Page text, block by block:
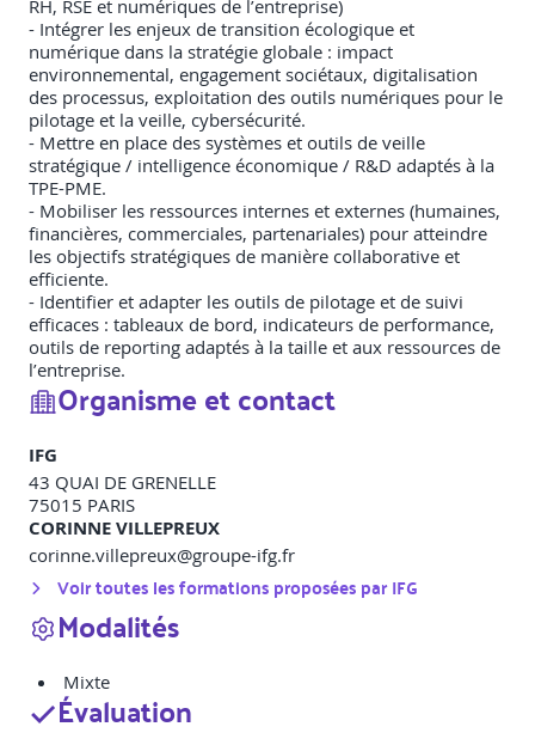
RH, RSE et numériques de l’entreprise)
- Intégrer les enjeux de transition écologique et
numérique dans la stratégie globale : impact
environnemental, engagement sociétaux, digitalisation
des processus, exploitation des outils numériques pour le
pilotage et la veille, cybersécurité.
- Mettre en place des systèmes et outils de veille
stratégique / intelligence économique / R&D adaptés à la
TPE-PME.
- Mobiliser les ressources internes et externes (humaines,
financières, commerciales, partenariales) pour atteindre
les objectifs stratégiques de manière collaborative et
efficiente.
- Identifier et adapter les outils de pilotage et de suivi
efficaces : tableaux de bord, indicateurs de performance,
outils de reporting adaptés à la taille et aux ressources de
l’entreprise.
Organisme et contact
IFG
43 QUAI DE GRENELLE
75015 PARIS
CORINNE VILLEPREUX
corinne.villepreux@groupe-ifg.fr
Voir toutes les formations proposées parIFG
Modalités
Mixte
Évaluation